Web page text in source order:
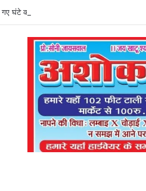
गए घंटे को बलुआ पुलिस ने किया बरामद, चोर गिरफ्तार